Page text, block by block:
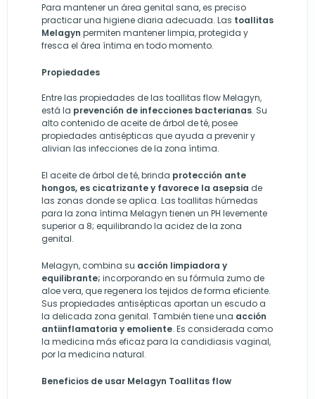
Para mantener un área genital sana, es preciso
practicar una higiene diaria adecuada. Las toallitas
Melagyn permiten mantener limpia, protegida y
fresca el área íntima en todo momento.
Propiedades
Entre las propiedades de las toallitas flow Melagyn,
está la prevención de infecciones bacterianas. Su
alto contenido de aceite de árbol de té, posee
propiedades antisépticas que ayuda a prevenir y
alivian las infecciones de la zona íntima.
El aceite de árbol de té, brinda protección ante
hongos, es cicatrizante y favorece la asepsia de
las zonas donde se aplica. Las toallitas húmedas
para la zona íntima Melagyn tienen un PH levemente
superior a 8; equilibrando la acidez de la zona
genital.
Melagyn, combina su acción limpiadora y
equilibrante; incorporando en su fórmula zumo de
aloe vera, que regenera los tejidos de forma eficiente.
Sus propiedades antisépticas aportan un escudo a
la delicada zona genital. También tiene una acción
antiinflamatoria y emoliente. Es considerada como
la medicina más eficaz para la candidiasis vaginal,
por la medicina natural.
Beneficios de usar Melagyn Toallitas flow